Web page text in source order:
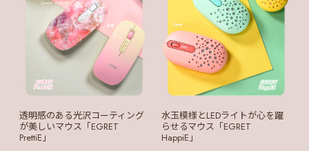
透明感のある光沢コーティング
が美しいマウス「EGRET
PrettiE」
水玉模様とLEDライトが心を躍
らせるマウス「EGRET
HappiE」